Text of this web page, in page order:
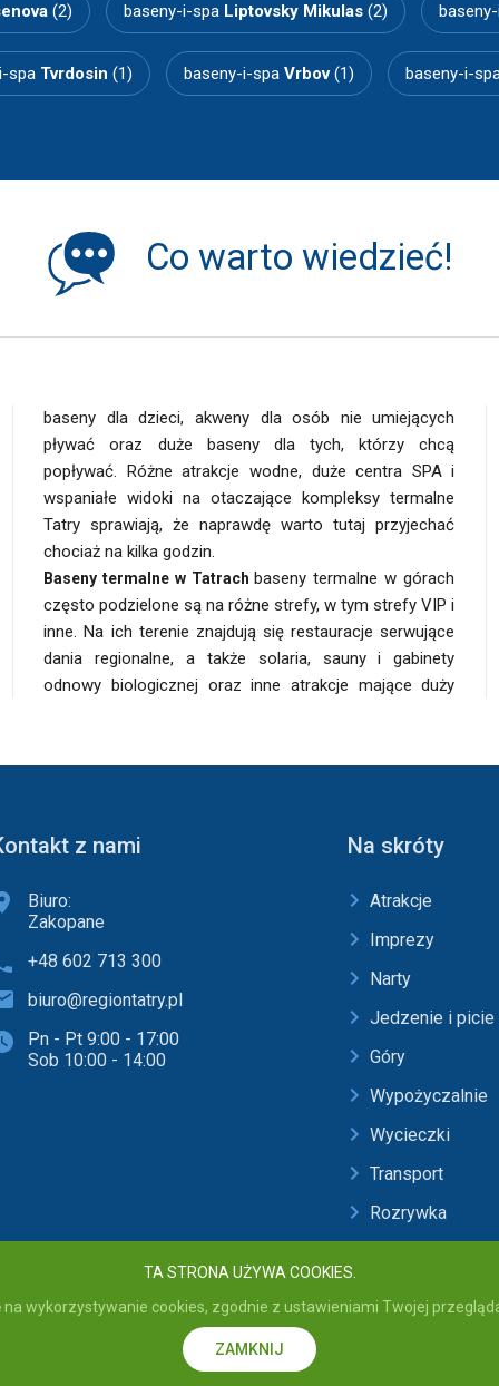
(2) baseny-i-spa Liptovsky Mikulas (2)
spa Tvrdosin (1) baseny-i-spa Vrbov(1) baseny-i-
Co warto wiedzieć!
baseny dla dzieci, akweny dla osób nie umiejących
pływać oraz duże baseny dla tych, którzy chcą
popływać. Różne atrakcje wodne, duże centra SPA i
wspaniałe widoki na otaczające kompleksy termalne
Tatry sprawiają, że naprawdę warto tutaj przyjechać
chociaż na kilka godzin.
Baseny termalne w Tatrach baseny termalne w górach
często podzielone są na różne strefy, w tym strefy VIP i
inne. Na ich terenie znajdują się restauracje serwujące
dania regionalne, a także solaria, sauny i gabinety
odnowy biologicznej oraz inne atrakcje mające duży
kilka godzin albo korzystać z kąpieli w wodach
termalnych przez kilka dni. Wypoczynkowi sprzyja
doskonale przygotowana baza noclegów i atrakcji
z nami
Biuro:
Zakopane
+48 602 713 300
biuro@regiontatry.pl
Pn - Pt 9:00 - 17:00
Sob 10:00 - 14:00
Na skróty
Atrakcje
Imprezy
Narty
Jedzenie i picie
Góry
Wypożyczalnie
Wycieczki
Transport
Rozrywka
wszelkie prawa zastrzeżone. Przebywając na stronie akceptujesz
TA STRONA UŻYWA COOKIES.
wykorzystywanie cookies, zgodnie z ustawieniami Twojej